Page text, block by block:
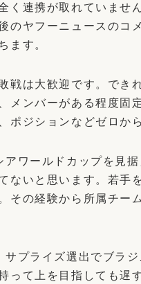
く連携が取れていませ
のヤフーニュースのコ
ます。
戦は大歓迎です。でき
メンバーがある程度固
ポジションなどゼロか
アワールドカップを見
ないと思います。若手
その経験から所属チー
サプライズ選出でブラ
って上を目指しても遅